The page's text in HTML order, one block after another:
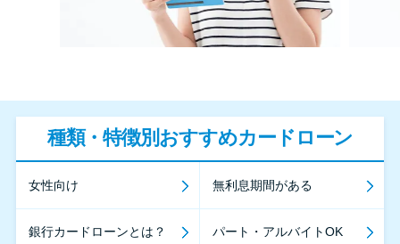
種類・特徴別おすすめカードローン
女性向け 無利息期間がある
銀行カードローンとは？ パート・アルバイトOK